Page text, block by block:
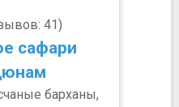
41)
сафари
барханы,